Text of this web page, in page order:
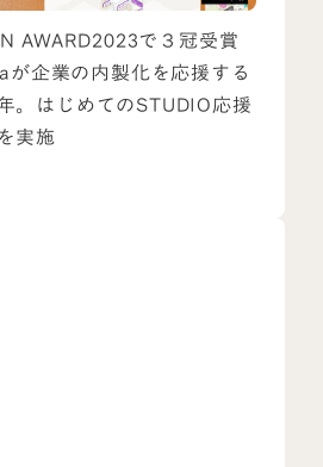
AWARD2023で３冠受賞
企業の内製化を応援する
。はじめてのSTUDIO応援
実施